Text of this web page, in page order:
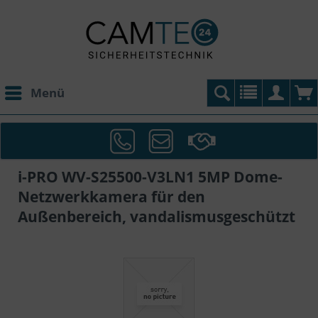
Menü
i-PRO WV-S25500-V3LN1 5MP Dome-
Netzwerkkamera für den
Außenbereich, vandalismusgeschützt